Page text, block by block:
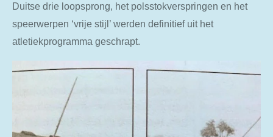
Duitse drie loopsprong, het polsstokverspringen en het
speerwerpen ‘vrije stijl’ werden definitief uit het
atletiekprogramma geschrapt.